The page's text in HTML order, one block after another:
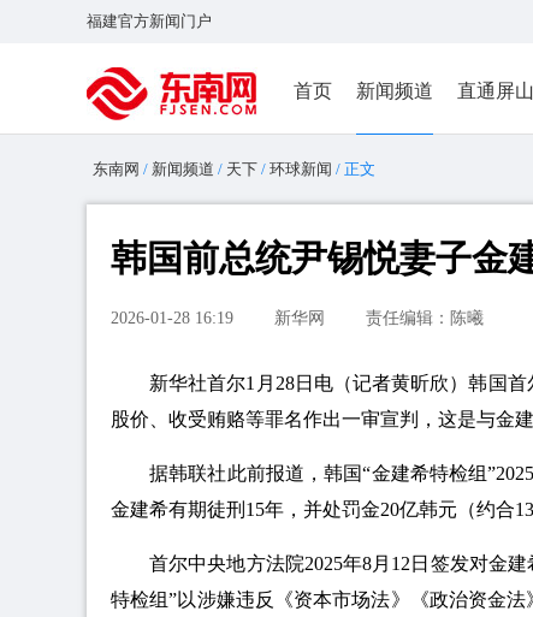
福建官方新闻门户
首页 新闻频道 直通屏山
东南网 / 新闻频道 / 天下 / 环球新闻 / 正文
韩国前总统尹锡悦妻子金
2026-01-28 16:19 新华网 责任编辑：陈曦
新华社首尔1月28日电（记者黄昕欣）韩国
股价、收受贿赂等罪名作出一审宣判，这是与金
据韩联社此前报道，韩国“金建希特检组
金建希有期徒刑15年，并处罚金20亿韩元（约合
首尔中央地方法院2025年8月12日签发对金
特检组”以涉嫌违反《资本市场法》《政治资金